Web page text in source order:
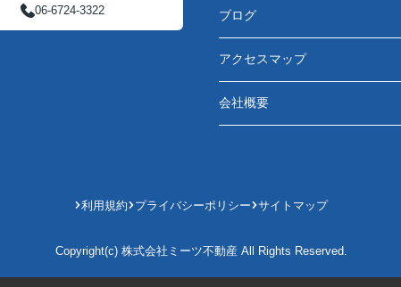
06-6724-3322 ブログ
アクセスマップ
会社概要
利用規約 プライバシーポリシー サイトマップ
Copyright(c) 株式会社ミーツ不動産 All Rights Reserved.